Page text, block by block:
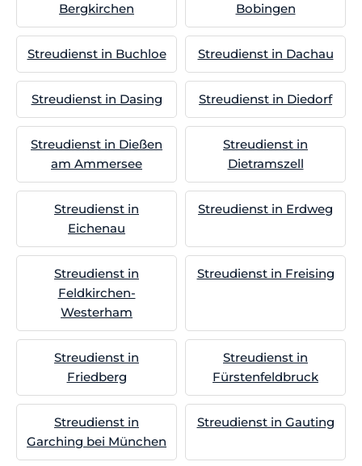
Bergkirchen
Bobingen
Streudienst in Buchloe Streudienst in Dachau
Streudienst in Dasing Streudienst in Diedorf
Streudienst in Dießen
am Ammersee
Streudienst in
Dietramszell
Streudienst in
Eichenau
Streudienst in Erdweg
Streudienst in
Feldkirchen-
Westerham
Streudienst in Freising
Streudienst in
Friedberg
Streudienst in
Fürstenfeldbruck
Streudienst in
Garching bei München
Streudienst in Gauting